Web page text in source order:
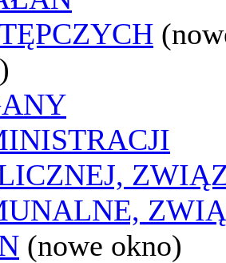
(nowe okno)